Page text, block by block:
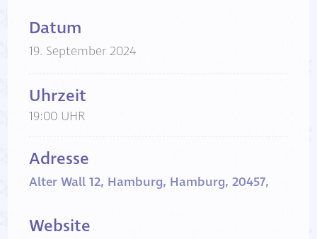
Datum
19. September 2024
Uhrzeit
19:00 UHR
Adresse
Alter Wall 12, Hamburg, Hamburg, 20457,
Website